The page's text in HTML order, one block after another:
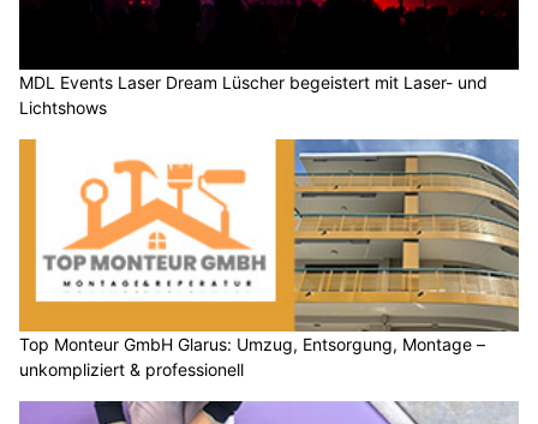
MDL Events Laser Dream Lüscher begeistert mit Laser- und
Lichtshows
Top Monteur GmbH Glarus: Umzug, Entsorgung, Montage –
unkompliziert & professionell